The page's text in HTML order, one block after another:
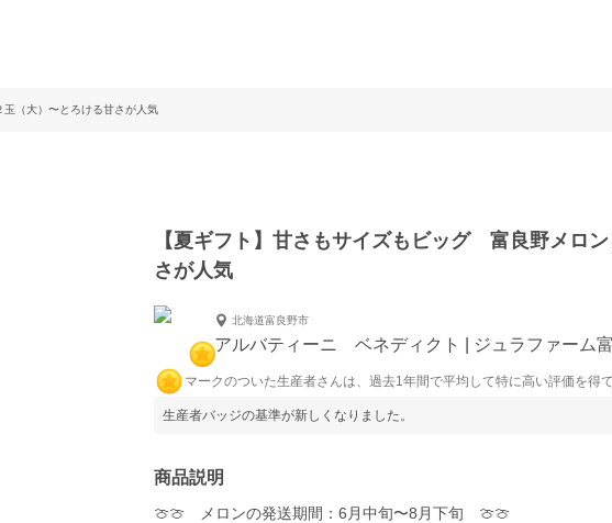
（大）〜とろける甘さが人気
【夏ギフト】甘さもサイズもビッグ 富良野メロ
さが人気
北海道富良野市
アルバティーニ ベネディクト | ジュラファーム
マークのついた生産者さんは、過去1年間で平均して特に高い評価を得て
生産者バッジの基準が新しくなりました。
商品説明
🍈🍈 メロンの発送期間：6月中旬〜8月下旬 🍈🍈